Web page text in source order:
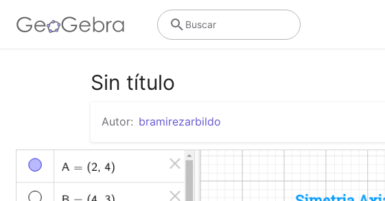
Buscar
Sin título
Autor: bramirezarbildo